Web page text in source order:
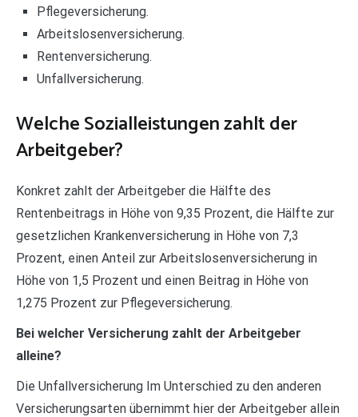
Pflegeversicherung.
Arbeitslosenversicherung.
Rentenversicherung.
Unfallversicherung.
Welche Sozialleistungen zahlt der
Arbeitgeber?
Konkret zahlt der Arbeitgeber die Hälfte des
Rentenbeitrags in Höhe von 9,35 Prozent, die Hälfte zur
gesetzlichen Krankenversicherung in Höhe von 7,3
Prozent, einen Anteil zur Arbeitslosenversicherung in
Höhe von 1,5 Prozent und einen Beitrag in Höhe von
1,275 Prozent zur Pflegeversicherung.
Bei welcher Versicherung zahlt der Arbeitgeber
alleine?
Die Unfallversicherung Im Unterschied zu den anderen
Versicherungsarten übernimmt hier der Arbeitgeber allein